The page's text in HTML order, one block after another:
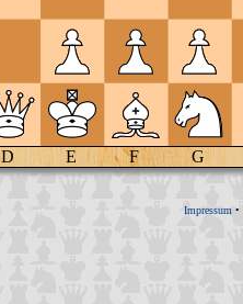
D E F G
Impressum •